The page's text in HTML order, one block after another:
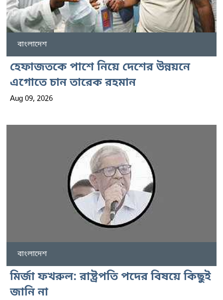
বাংলাদেশ
হেফাজতকে পাশে নিয়ে দেশের উন্নয়নে
এগোতে চান তারেক রহমান
Aug 09, 2026
বাংলাদেশ
মির্জা ফখরুল: রাষ্ট্রপতি পদের বিষয়ে কিছুই
জানি না